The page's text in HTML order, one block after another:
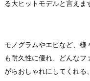
る大ヒットモデルと言えま
モノグラムやエピなど、様
も耐久性に優れ、どんなフ
がらおしゃれにしてくれる